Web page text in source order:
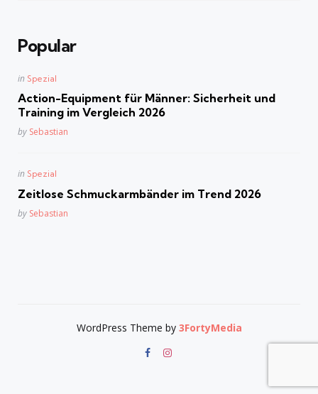
Popular
Posted
in Spezial
Action-Equipment für Männer: Sicherheit und
Training im Vergleich 2026
Posted
by Sebastian
Posted
in Spezial
Zeitlose Schmuckarmbänder im Trend 2026
Posted
by Sebastian
WordPress Theme by 3FortyMedia